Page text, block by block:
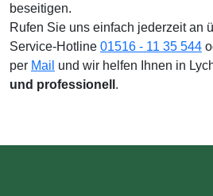
beseitigen.
Rufen Sie uns einfach jederzeit an
Service-Hotline 01516 - 11 35 544
per Mail und wir helfen Ihnen in
und professionell .